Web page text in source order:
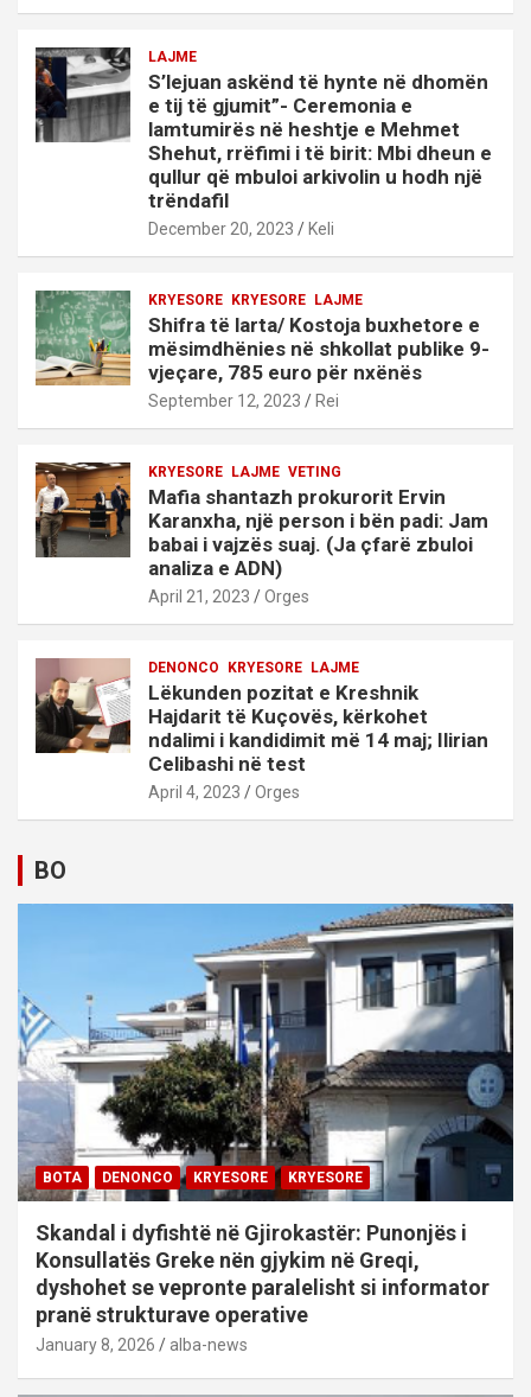
LAJME
S’lejuan askënd të hynte në dhomën
e tij të gjumit”- Ceremonia e
lamtumirës në heshtje e Mehmet
Shehut, rrëfimi i të birit: Mbi dheun e
qullur që mbuloi arkivolin u hodh një
trëndafil
December 20, 2023 Keli
KRYESORE KRYESORE LAJME
Shifra të larta/ Kostoja buxhetore e
mësimdhënies në shkollat publike 9-
vjeçare, 785 euro për nxënës
September 12, 2023 Rei
KRYESORE LAJME VETING
Mafia shantazh prokurorit Ervin
Karanxha, një person i bën padi: Jam
babai i vajzës suaj. (Ja çfarë zbuloi
analiza e ADN)
April 21, 2023 Orges
DENONCO KRYESORE LAJME
Lëkunden pozitat e Kreshnik
Hajdarit të Kuçovës, kërkohet
ndalimi i kandidimit më 14 maj; Ilirian
Celibashi në test
April 4, 2023 Orges
BO
BOTA DENONCO KRYESORE KRYESORE
Skandal i dyfishtë në Gjirokastër: Punonjës i
Konsullatës Greke nën gjykim në Greqi,
dyshohet se vepronte paralelisht si informator
pranë strukturave operative
January 8, 2026 alba-news